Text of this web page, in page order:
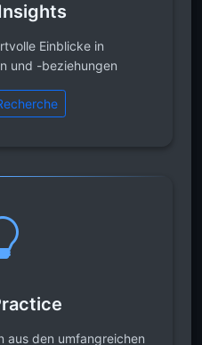
Einblicke in
und -beziehungen
aus den umfangreichen